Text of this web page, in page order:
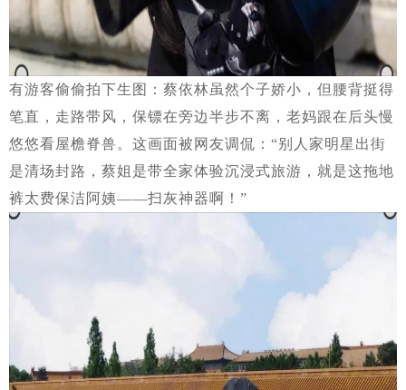
有游客偷偷拍下生图：蔡依林虽然个子娇小，但腰背挺得
笔直，走路带风，保镖在旁边半步不离，老妈跟在后头慢
悠悠看屋檐脊兽。这画面被网友调侃：“别人家明星出街
是清场封路，蔡姐是带全家体验沉浸式旅游，就是这拖地
裤太费保洁阿姨——扫灰神器啊！”